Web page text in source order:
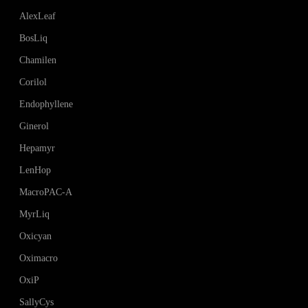
AlexLeaf
BosLiq
Chamilen
Corilol
Endophyllene
Ginerol
Hepamyr
LenHop
MacroPAC-A
MyrLiq
Oxicyan
Oximacro
OxiP
SallyCys